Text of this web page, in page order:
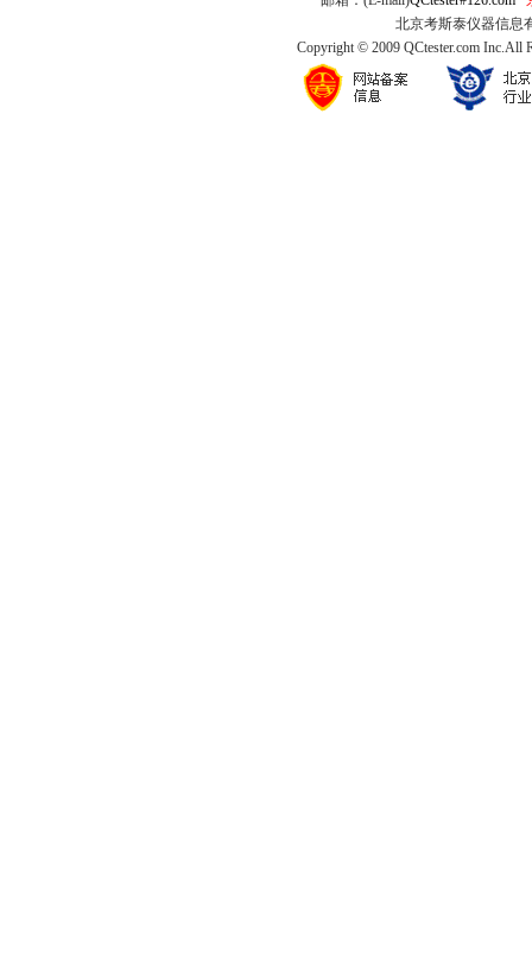
北京考斯泰仪器信息
Copyright © 2009 QCtester.com Inc.All